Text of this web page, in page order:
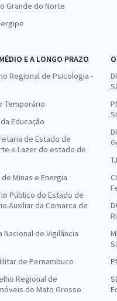
Grande do Norte
E A LONGO PRAZO
Regional de Psicologia -
Temporário
Educação
de Estado de
e Lazer do estado de
Minas e Energia
Público do Estado de
Auxiliar da Comarca de
Nacional de Vigilância
de Pernambuco
Regional de
do Mato Grosso